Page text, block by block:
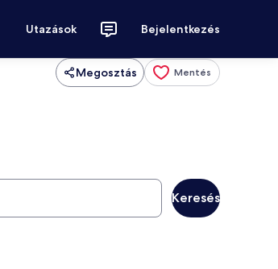
Utazások Bejelentkezés
Megosztás Mentés
Keresés